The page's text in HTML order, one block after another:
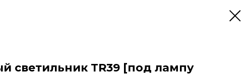
светильник TR39 [под лампу